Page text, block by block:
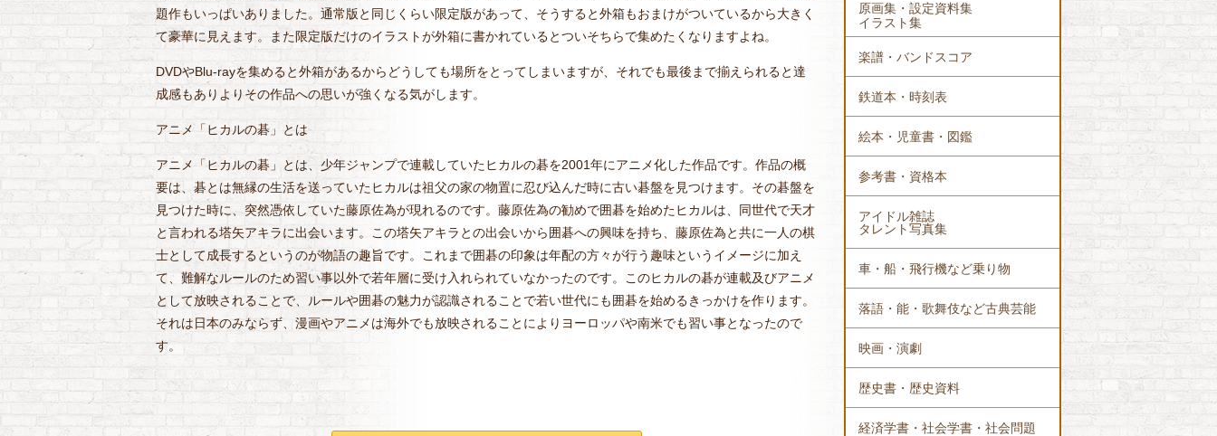
題作もいっぱいありました。通常版と同じくらい限定版があって、そうすると外箱もおまけがついているから大きく
て豪華に見えます。また限定版だけのイラストが外箱に書かれているとついそちらで集めたくなりますよね。
DVDやBlu-rayを集めると外箱があるからどうしても場所をとってしまいますが、それでも最後まで揃えられると達
成感もありよりその作品への思いが強くなる気がします。
アニメ「ヒカルの碁」とは
アニメ「ヒカルの碁」とは、少年ジャンプで連載していたヒカルの碁を2001年にアニメ化した作品です。作品の概
要は、碁とは無縁の生活を送っていたヒカルは祖父の家の物置に忍び込んだ時に古い碁盤を見つけます。その碁盤を
見つけた時に、突然憑依していた藤原佐為が現れるのです。藤原佐為の勧めで囲碁を始めたヒカルは、同世代で天才
と言われる塔矢アキラに出会います。この塔矢アキラとの出会いから囲碁への興味を持ち、藤原佐為と共に一人の棋
士として成長するというのが物語の趣旨です。これまで囲碁の印象は年配の方々が行う趣味というイメージに加え
て、難解なルールのため習い事以外で若年層に受け入れられていなかったのです。このヒカルの碁が連載及びアニメ
として放映されることで、ルールや囲碁の魅力が認識されることで若い世代にも囲碁を始めるきっかけを作ります。
それは日本のみならず、漫画やアニメは海外でも放映されることによりヨーロッパや南米でも習い事となったので
す。
原画集・設定資料集
イラスト集
楽譜・バンドスコア
鉄道本・時刻表
絵本・児童書・図鑑
参考書・資格本
アイドル雑誌
タレント写真集
車・船・飛行機など乗り物
落語・能・歌舞伎など古典芸能
映画・演劇
歴史書・歴史資料
経済学書・社会学書・社会問題